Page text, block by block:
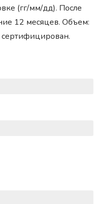
(гг/мм/дд). После
12 месяцев. Объем: